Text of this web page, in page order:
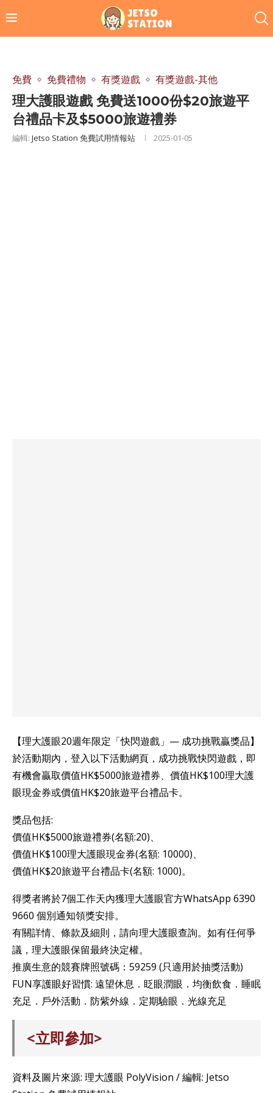
免費 免費禮物 有獎遊戲 有獎遊戲-其他
理大護眼遊戲 免費送1000份$20旅遊平
台禮品卡及$5000旅遊禮券
編輯: Jetso Station 免費試用情報站 2025-01-05
【理大護眼20週年限定「快閃遊戲」— 成功挑戰贏獎品】
於活動期內，登入以下活動網頁，成功挑戰快閃遊戲，即
有機會贏取價值HK$5000旅遊禮券、價值HK$100理大護
眼現金券或價值HK$20旅遊平台禮品卡。
獎品包括:
價值HK$5000旅遊禮券(名額:20)、
價值HK$100理大護眼現金券(名額: 10000)、
價值HK$20旅遊平台禮品卡(名額: 1000)。
得獎者將於7個工作天內獲理大護眼官方WhatsApp 6390
9660 個別通知領獎安排。
有關詳情、條款及細則，請向理大護眼查詢。如有任何爭
議，理大護眼保留最終決定權。
推廣生意的競賽牌照號碼：59259 (只適用於抽獎活動)
FUN享護眼好習慣: 遠望休息．眨眼潤眼．均衡飲食．睡眠
充足．戶外活動．防紫外線．定期驗眼．光線充足
<立即參加>
資料及圖片來源: 理大護眼 PolyVision / 編輯: Jetso